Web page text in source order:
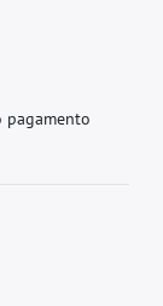
pagamento